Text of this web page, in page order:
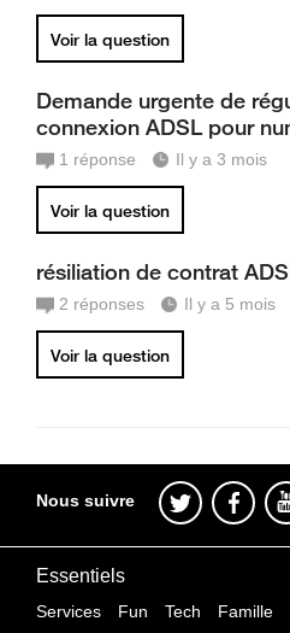
Voir la question
Demande urgente de
connexion ADSL pour
1 réponse Il y a 3 mois
Voir la question
résiliation de contrat
2 réponses Il y a 5 mois
Voir la question
Nous suivre
Essentiels
Services Fun Tech Famille